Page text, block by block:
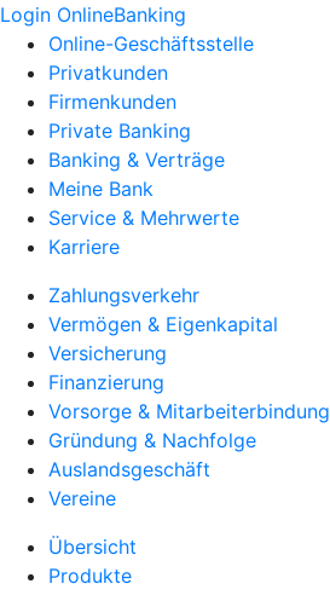
Login OnlineBanking
Online-Geschäftsstelle
Privatkunden
Firmenkunden
Private Banking
Banking & Verträge
Meine Bank
Service & Mehrwerte
Karriere
Zahlungsverkehr
Vermögen & Eigenkapital
Versicherung
Finanzierung
Vorsorge & Mitarbeiterbindung
Gründung & Nachfolge
Auslandsgeschäft
Vereine
Übersicht
Produkte